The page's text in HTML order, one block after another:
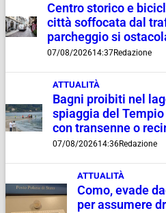
Centro storico e
città soffocata dal
parcheggio si
07/08/202614:37Redazione
ATTUALITÀ
Bagni proibiti nel
spiaggia del
con transenne o
07/08/202614:36Redazione
ATTUALITÀ
Como, evade
per assumere